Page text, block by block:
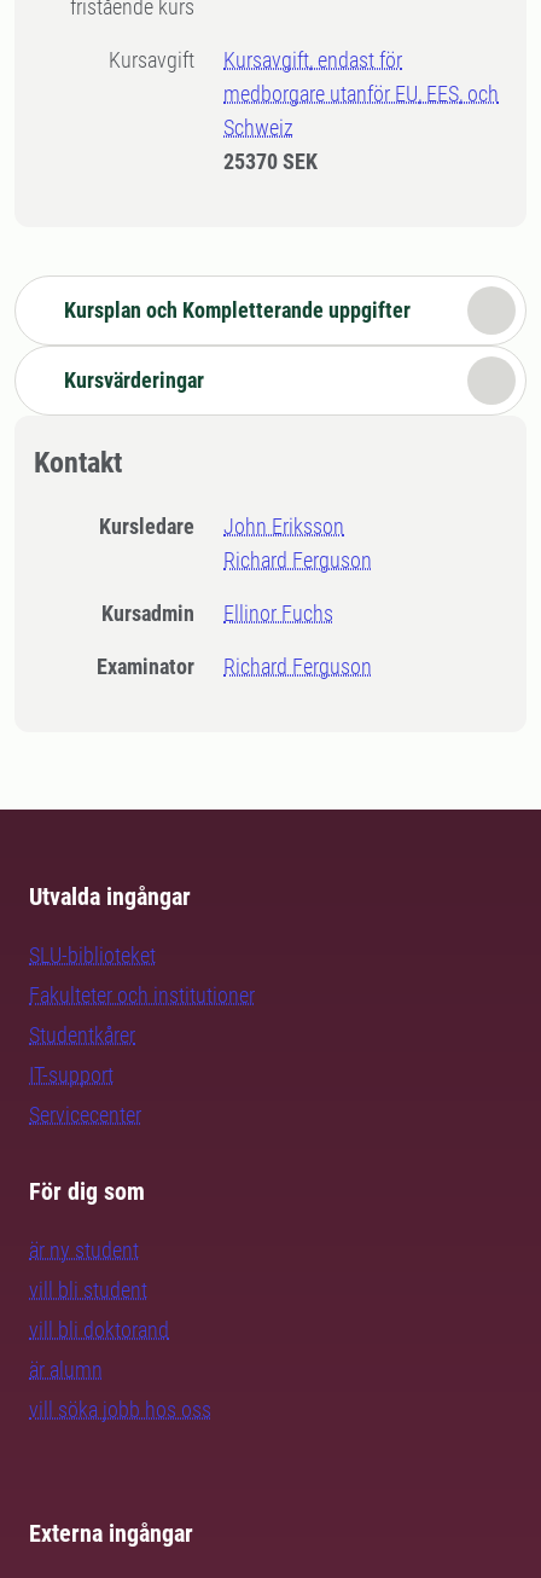
fristående kurs
Kursavgift
Kursavgift, endast för
medborgare utanför EU, EES, och
Schweiz
25370 SEK
Kursplan och Kompletterande uppgifter
Kursvärderingar
Kontakt
Kursledare
John Eriksson
Richard Ferguson
Kursadmin Ellinor Fuchs
Examinator Richard Ferguson
Utvalda ingångar
SLU-biblioteket
Fakulteter och institutioner
Studentkårer
IT-support
Servicecenter
För dig som
är ny student
vill bli student
vill bli doktorand
är alumn
vill söka jobb hos oss
Externa ingångar